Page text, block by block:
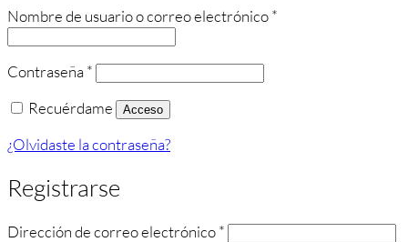
Nombre de usuario o correo electrónico*
Contraseña*Obligatorio
Recuérdame
Acceso
¿Olvidaste la contraseña?
Registrarse
Dirección de correo electrónico*Obligatorio